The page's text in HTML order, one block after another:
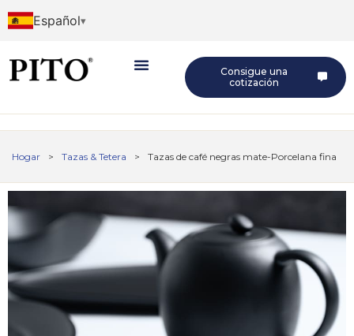
Español
Consigue una
cotización
Hogar > Tazas & Tetera > Tazas de café negras mate-Porcelana fina